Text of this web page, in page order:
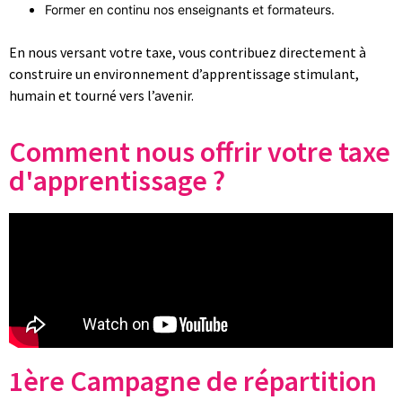
Former en continu nos enseignants et formateurs.
En nous versant votre taxe, vous contribuez directement à
construire un environnement d’apprentissage stimulant,
humain et tourné vers l’avenir.
Comment nous offrir votre taxe
d'apprentissage ?
1ère Campagne de répartition